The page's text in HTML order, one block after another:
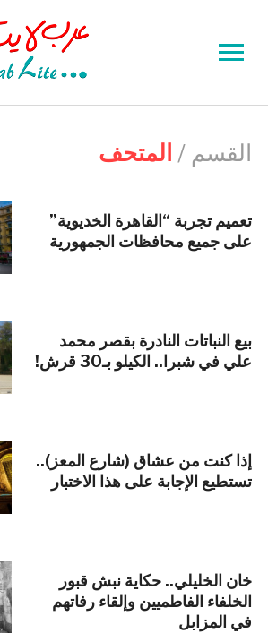
Toggle
navigationالقسم / المتحف
تعميم تجربة “القاهرة الخديوية”
على جميع محافظات الجمهورية
بيع النباتات النادرة بقصر محمد
علي في شبرا.. الكيلو بـ30 قرش!
إذا كنت من عشاق (شارع المعز)..
تستطيع الإجابة على هذا الاختبار
خان الخليلي.. حكاية نبش قبور
الخلفاء الفاطميين وإلقاء رفاتهم
في المزابل